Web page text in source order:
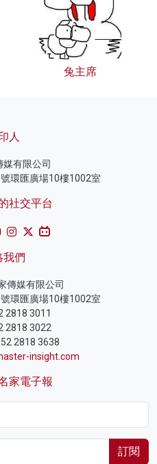
兔主席
人
有限公司
環匯廣場10樓1002室
社交平台
我們
傳媒有限公司
環匯廣場10樓1002室
2818 3011
2818 3022
2818 3638
insight.com
家電子報
訂閱